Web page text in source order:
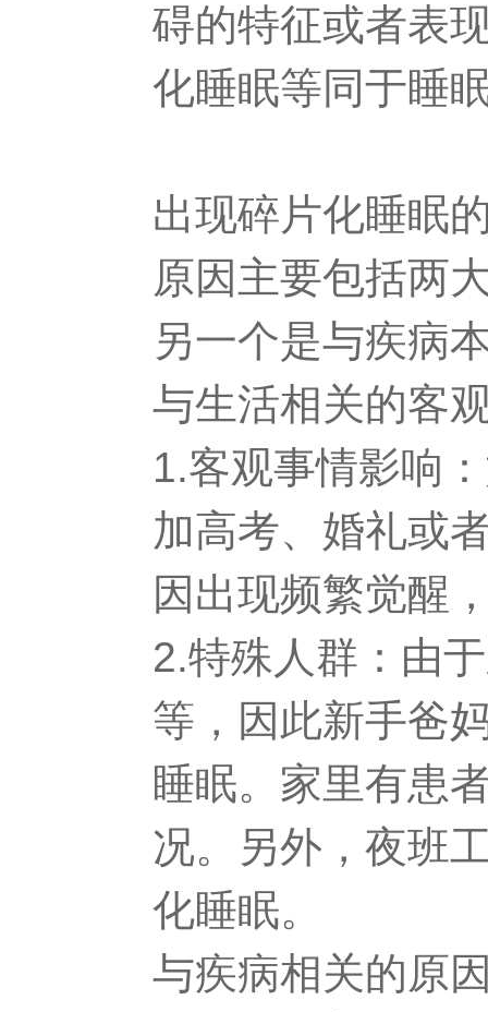
碍的特征或者表
化睡眠等同于睡
出现碎片化睡眠
原因主要包括两
另一个是与疾病
与生活相关的客
1.客观事情影响
加高考、婚礼或
因出现频繁觉醒
2.特殊人群：由
等，因此新手爸
睡眠。家里有患
况。另外，夜班
化睡眠。
与疾病相关的原